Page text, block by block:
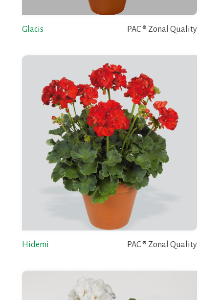
Glacis PAC ® Zonal Quality
Hidemi PAC ® Zonal Quality